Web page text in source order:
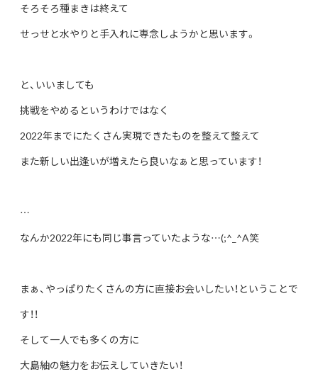
そろそろ種まきは終えて
せっせと水やりと手入れに専念しようかと思います。
と、いいましても
挑戦をやめるというわけではなく
2022年までにたくさん実現できたものを整えて整えて
また新しい出逢いが増えたら良いなぁと思っています！
…
なんか2022年にも同じ事言っていたような…(;^_^A笑
まぁ、やっぱりたくさんの方に直接お会いしたい！ということで
す！！
そして一人でも多くの方に
大島紬の魅力をお伝えしていきたい！